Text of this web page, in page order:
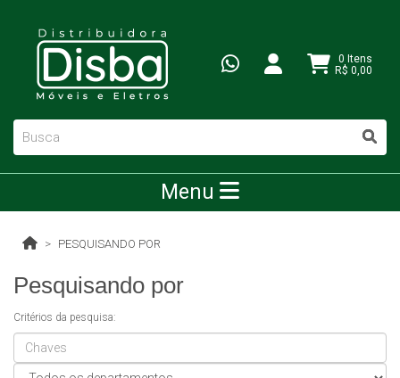
0 Itens
R$ 0,00
Menu
PESQUISANDO POR
Pesquisando por
Critérios da pesquisa: